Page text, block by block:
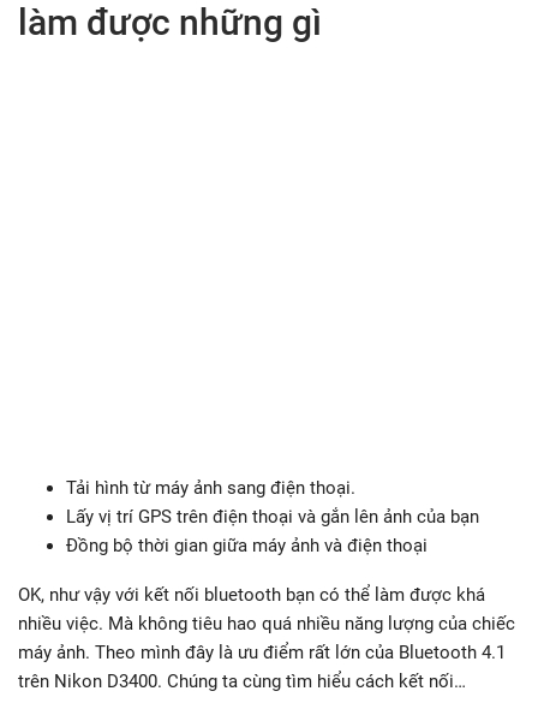
làm được những gì
Tải hình từ máy ảnh sang điện thoại.
Lấy vị trí GPS trên điện thoại và gắn lên ảnh của bạn
Đồng bộ thời gian giữa máy ảnh và điện thoại
OK, như vậy với kết nối bluetooth bạn có thể làm được khá
nhiều việc. Mà không tiêu hao quá nhiều năng lượng của chiếc
máy ảnh. Theo mình đây là ưu điểm rất lớn của Bluetooth 4.1
trên Nikon D3400. Chúng ta cùng tìm hiểu cách kết nối…